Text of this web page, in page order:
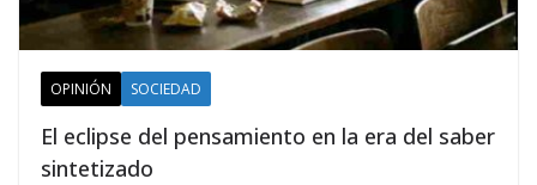
OPINIÓN SOCIEDAD
El eclipse del pensamiento en la era del saber
sintetizado